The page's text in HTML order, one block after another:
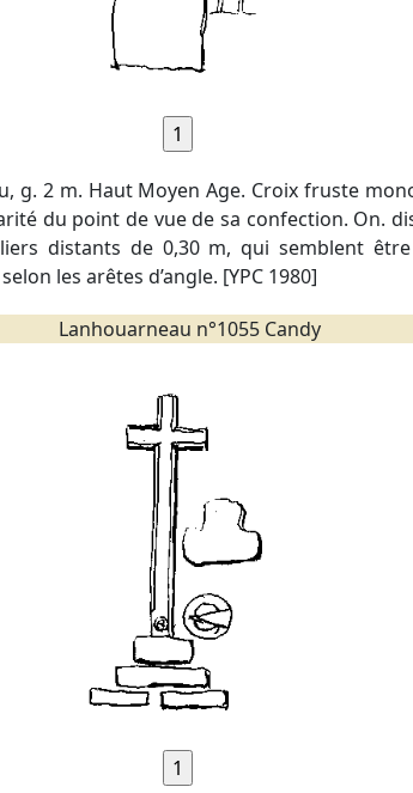
g. 2 m. Haut Moyen Age. Croix fruste
du point de vue de sa confection. On.
distants de 0,30 m, qui semblent
les arêtes d’angle. [YPC 1980]
Lanhouarneau n°1055 Candy